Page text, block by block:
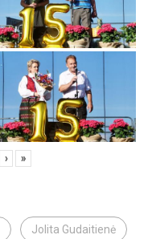
› »
Jolita Gudaitienė